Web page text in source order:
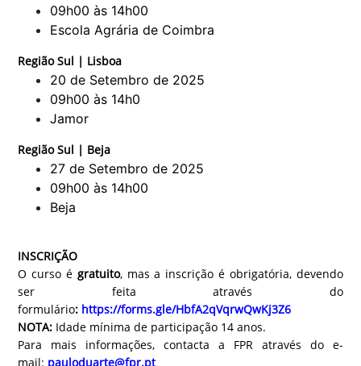
09h00 às 14h00
Escola Agrária de Coimbra
Região Sul | Lisboa
20 de Setembro de 2025
09h00 às 14h0
Jamor
Região Sul | Beja
27 de Setembro de 2025
09h00 às 14h00
Beja
INSCRIÇÃO
O curso é gratuito, mas a inscrição é obrigatória, devendo
ser feita através do
formulário: https://forms.gle/HbfA2qVqrwQwKj3Z6
NOTA: Idade mínima de participação 14 anos.
Para mais informações, contacta a FPR através do e-
mail: pauloduarte@fpr.pt